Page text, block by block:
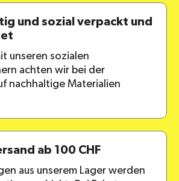
und sozial verpackt und
unseren sozialen
achten wir bei der
nachhaltige Materialien
ab 100 CHF
aus unserem Lager werden